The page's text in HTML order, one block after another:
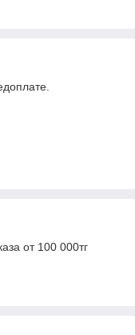
от 100 000тг